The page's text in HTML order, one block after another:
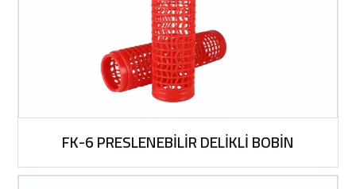
FK-6 PRESLENEBİLİR DELİKLİ BOBİN